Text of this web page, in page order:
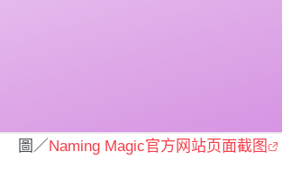
圖／Naming Magic官方网站页面截图